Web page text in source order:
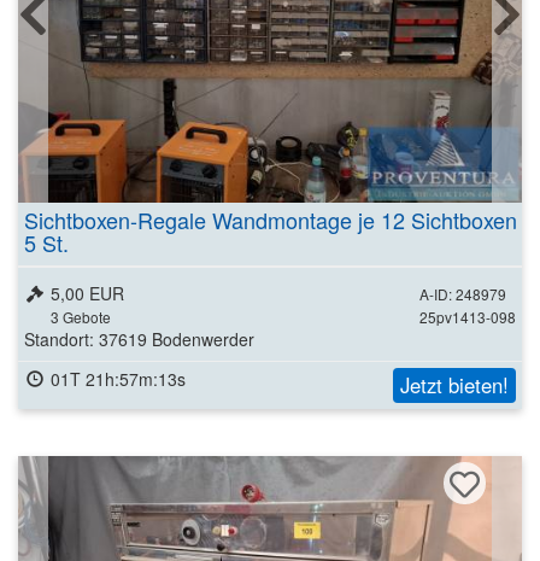
Sichtboxen-Regale Wandmontage je 12 Sichtboxen
5 St.
A-ID: 248979
25pv1413-098
5,00 EUR
3 Gebote
Standort: 37619 Bodenwerder
01T 21h:57m:11s
Jetzt bieten!